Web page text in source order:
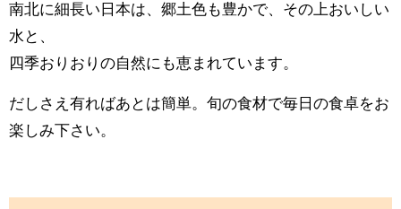
南北に細長い日本は、郷土色も豊かで、その上おいしい
水と、
四季おりおりの自然にも恵まれています。
だしさえ有ればあとは簡単。旬の食材で毎日の食卓をお
楽しみ下さい。